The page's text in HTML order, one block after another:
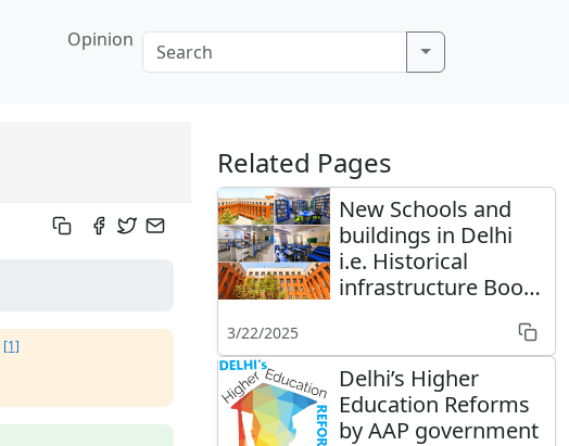
Opinion
[1]
Related Pages
New Schools and
buildings in Delhi
i.e. Historical
infrastructure Boost
3/22/2025
Delhi’s Higher
Education Reforms
by AAP government